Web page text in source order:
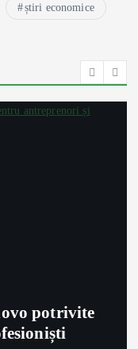
știri economice
potrivite